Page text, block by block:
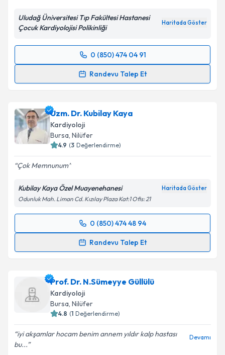
Uludağ Üniversitesi Tıp Fakültesi Hastanesi
Çocuk Kardiyolojisi Polikinliği
Haritada Göster
0 (850) 474 04 91
Randevu Talep Et
Randevu Takvimi Talebi
takvim hazırlandığında e-posta ile bilgilendireceğiz.
E-posta Adresiniz
Kişisel verilerimin işlenmesine ilişkin
Metni'ni okudum ve kişisel verilerimin belirtilen
kapsamda işlenmesini kabul ediyorum.
Takvim Talebini Gönder
Uzm. Dr. Kubilay Kaya
Kardiyoloji
Bursa, Nilüfer
4.9 (3 Değerlendirme)
Çok Memnunum
Kubilay Kaya Özel Muayenehanesi Haritada Göster
Odunluk Mah. Liman Cd. Kızılay Plaza Kat:1 Ofis: 21
0 (850) 474 48 94
Randevu Talep Et
Randevu Takvimi Talebi
takvim hazırlandığında e-posta ile bilgilendireceğiz.
E-posta Adresiniz
Prof. Dr. N.Sümeyye Güllülü
Kardiyoloji
Bursa, Nilüfer
4.8 (1 Değerlendirme)
iyi akşamlar hocam benim annem yıldır kalp hastası
bu...
Devamı